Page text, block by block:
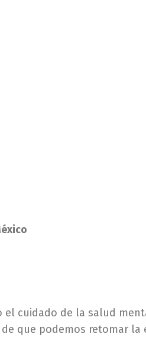
cuidado de la salud
de que podemos retomar la